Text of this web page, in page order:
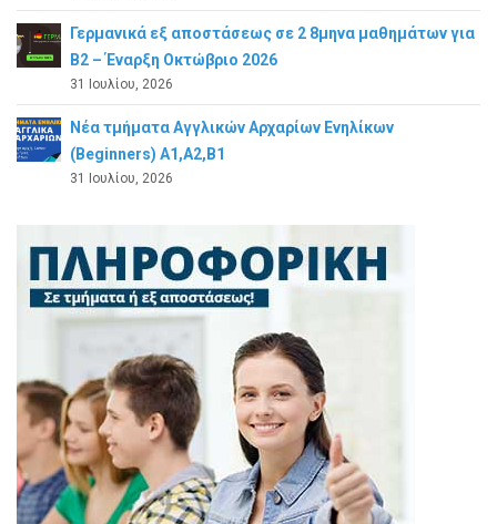
Γερμανικά εξ αποστάσεως σε 2 8μηνα μαθημάτων για
Β2 – Έναρξη Οκτώβριο 2026
31 Ιουλίου, 2026
Νέα τμήματα Αγγλικών Αρχαρίων Ενηλίκων
(Beginners) A1,A2,B1
31 Ιουλίου, 2026